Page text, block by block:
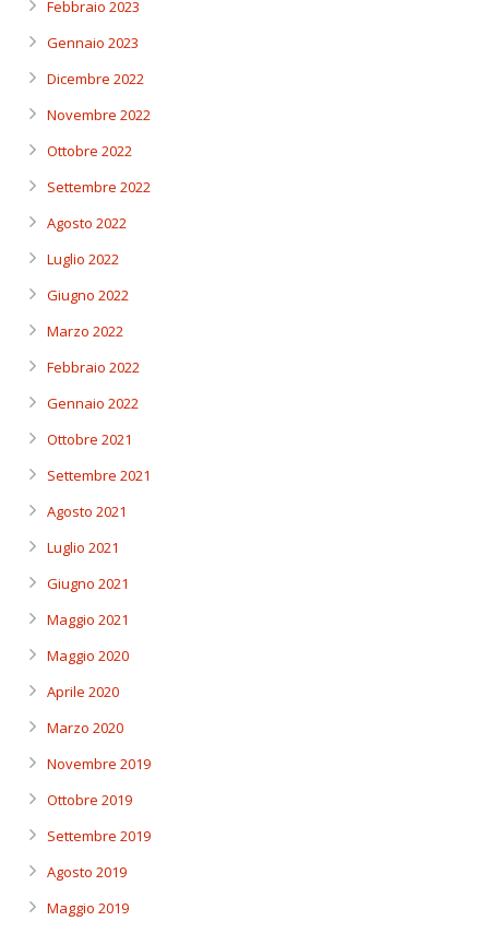
Febbraio 2023
Gennaio 2023
Dicembre 2022
Novembre 2022
Ottobre 2022
Settembre 2022
Agosto 2022
Luglio 2022
Giugno 2022
Marzo 2022
Febbraio 2022
Gennaio 2022
Ottobre 2021
Settembre 2021
Agosto 2021
Luglio 2021
Giugno 2021
Maggio 2021
Maggio 2020
Aprile 2020
Marzo 2020
Novembre 2019
Ottobre 2019
Settembre 2019
Agosto 2019
Maggio 2019